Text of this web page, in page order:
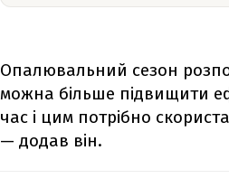
Опалювальний сезон
можна більше підвищити
час і цим потрібно
— додав він.